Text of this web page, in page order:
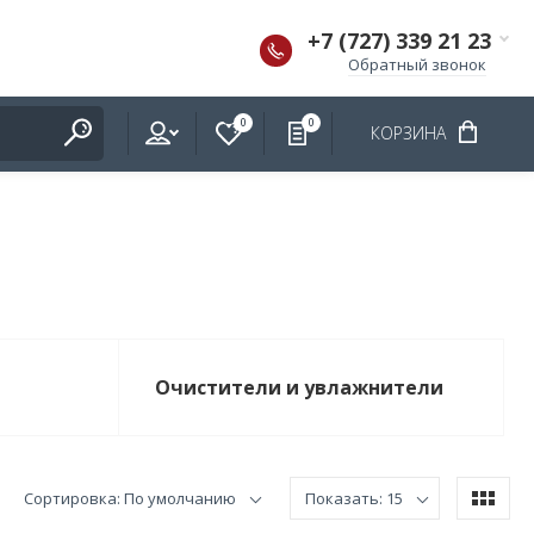
+7 (727) 339 21 23
Обратный звонок
0 0 КОРЗИНА
Очистители и увлажнители
Сортировка: По умолчанию Показать: 15